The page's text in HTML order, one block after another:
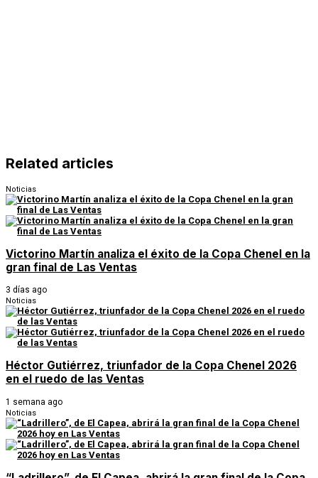
Related articles
Noticias
Victorino Martín analiza el éxito de la Copa Chenel en la
gran final de Las Ventas
3 días ago
Noticias
Héctor Gutiérrez, triunfador de la Copa Chenel 2026
en el ruedo de las Ventas
1 semana ago
Noticias